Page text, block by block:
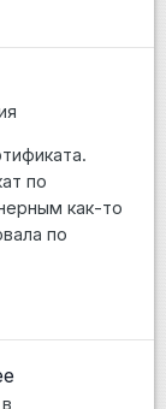
по
как-то
по